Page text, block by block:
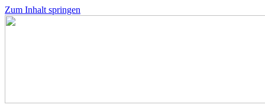
Zum Inhalt springen